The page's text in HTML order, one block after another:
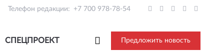
Телефон редакции: +7 700 978-78-54
СПЕЦПРОЕКТ Предложить новость